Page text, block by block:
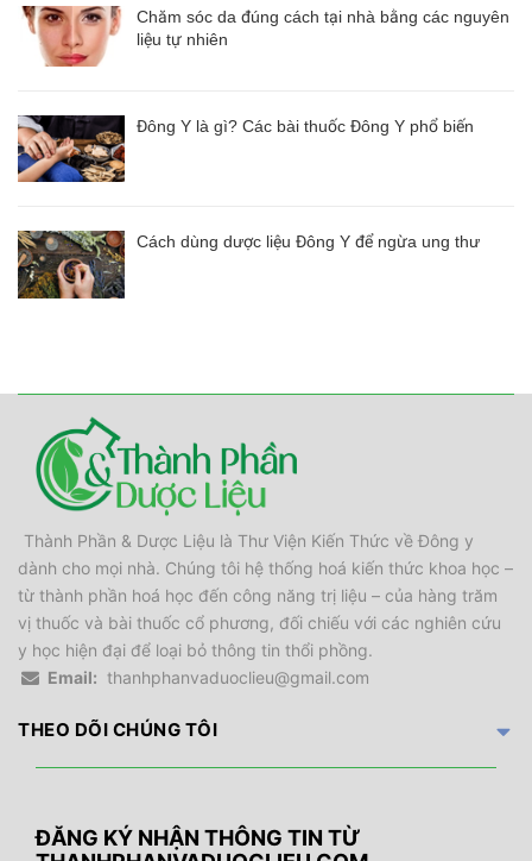
Chăm sóc da đúng cách tại nhà bằng các nguyên
liệu tự nhiên
Đông Y là gì? Các bài thuốc Đông Y phổ biến
Cách dùng dược liệu Đông Y để ngừa ung thư
Thành Phần & Dược Liệu là Thư Viện Kiến Thức về Đông y
dành cho mọi nhà. Chúng tôi hệ thống hoá kiến thức khoa học –
từ thành phần hoá học đến công năng trị liệu – của hàng trăm
vị thuốc và bài thuốc cổ phương, đối chiếu với các nghiên cứu
y học hiện đại để loại bỏ thông tin thổi phồng.
Email: thanhphanvaduoclieu@gmail.com
THEO DÕI CHÚNG TÔI
ĐĂNG KÝ NHẬN THÔNG TIN TỪ